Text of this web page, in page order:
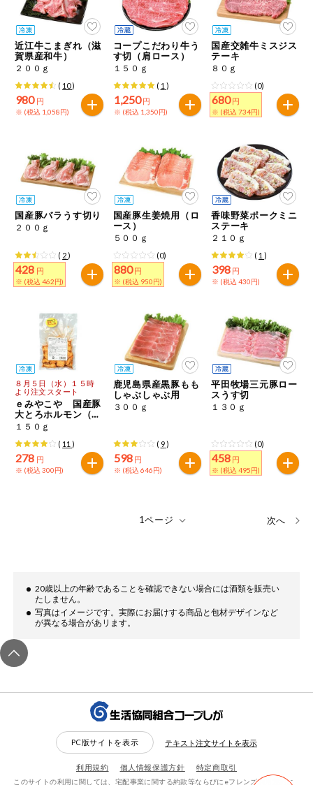
近江牛こまぎれ（滋
賀県産和牛）
２００ｇ
( 10)
980 円
※ (税込 1,058円)
コープこだわり牛う
す切（肩ロース）
１５０ｇ
( 1 )
1,250 円
※ (税込 1,350円)
国産交雑牛ミスジス
テーキ
８０ｇ
(0)
680円
※ (税込 734円)
国産豚バラうす切り
２００ｇ
( 2)
428 円
※ (税込 462円)
国産豚生姜焼用（ロ
ース）
５００ｇ
(0)
880 円
※ (税込 950円)
香味野菜ポークミニ
ステーキ
２１０ｇ
( 1 )
398 円
※ (税込 430円)
８月５日（水）１５時
より注文スタート
ｅみやこや 国産豚
大とろホルモン（菊
脂）旨辛しょうゆ
１５０ｇ
( 11 )
278 円
※ (税込 300円)
鹿児島県産黒豚もも
しゃぶしゃぶ用
３００ｇ
( 9)
598 円
※ (税込 646円)
平田牧場三元豚ロー
スうす切
１３０ｇ
(0)
458 円
※ (税込 495円)
次へ
20歳以上の年齢であることを確認できない場合には酒類を販売い
たしません。
写真はイメージです。実際にお届けする商品と包材デザインなど
が異なる場合があリます。
PC版サイトを表示 テキスト注文サイトを表示
利用規約 個人情報保護方針 特定商取引
このサイトの利用に関しては、宅配事業に関する約款等ならびにeフレンズ利用規約に